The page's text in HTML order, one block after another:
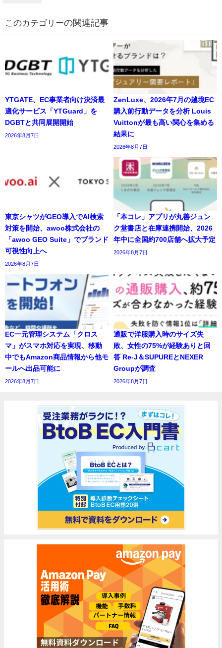
の関連記事
YTGATE、EC事業者向け決済最
適化サービス「YTGuard」を
DGBTと共同展開開始
2026年8月7日
ZenLuxe、2026年7月の越境EC
購入前行動データを分析 Louis
Vuittonが最も高い関心を集める
結果に
2026年8月7日
東京シャツがGEO導入でAI検索
対策を開始、awoo株式会社の
「awoo GEO Suite」でブランド
可視性向上へ
2026年8月7日
「本コレ」アプリが丸善ジュン
ク堂書店と在庫連携開始、2026
年中に全国約700店舗へ拡大予定
2026年8月7日
EC一元管理システム「クロス
マ」がスマホ対応を実現、移動
中でもAmazon商品情報から他モ
ールへ出品可能に
2026年8月7日
通販で洋服購入時のサイズ失
敗、女性の75%が経験ありと回
答 Re-J＆SUPUREとNEXER
Groupが調査
2026年8月7日